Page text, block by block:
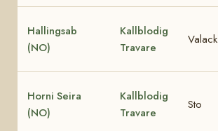
Hallingsab
(NO)
Kallblodig
Travare
Valack
Horni Seira
(NO)
Kallblodig
Travare
Sto